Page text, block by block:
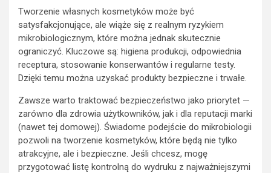
Tworzenie własnych kosmetyków może być
satysfakcjonujące, ale wiąże się z realnym ryzykiem
mikrobiologicznym, które można jednak skutecznie
ograniczyć. Kluczowe są: higiena produkcji, odpowiednia
receptura, stosowanie konserwantów i regularne testy.
Dzięki temu można uzyskać produkty bezpieczne i trwałe.
Zawsze warto traktować bezpieczeństwo jako priorytet —
zarówno dla zdrowia użytkowników, jak i dla reputacji marki
(nawet tej domowej). Świadome podejście do mikrobiologii
pozwoli na tworzenie kosmetyków, które będą nie tylko
atrakcyjne, ale i bezpieczne. Jeśli chcesz, mogę
przygotować listę kontrolną do wydruku z najważniejszymi